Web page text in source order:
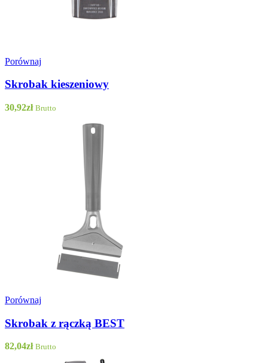
Porównaj
Skrobak kieszeniowy
30,92zł Brutto
Porównaj
Skrobak z rączką BEST
82,04zł Brutto